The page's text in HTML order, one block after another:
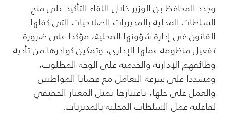
وجدد المحافظ بن الوزير خلال اللقاء التأكيد على منح
السلطات المحلية بالمديريات الصلاحيات التي كفلها
القانون في إدارة شؤونها المحلية، مؤكدا على ضرورة
تفعيل منظومة عملها الإداري، وتمكين كوادرها من تأدية
وظائفهم الإدارية والخدمية على الوجه المطلوب،
ومشددا على سرعة التعامل مع قضايا المواطنين
والعمل على حلها، باعتبارها تمثل المعيار الحقيقي
لفاعلية عمل السلطات المحلية بالمديريات.